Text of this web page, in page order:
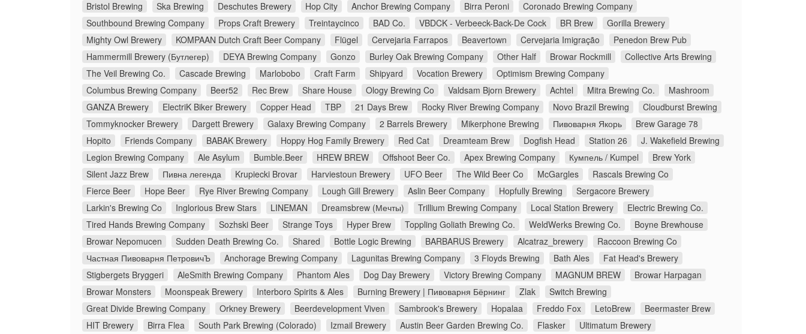
Bristol Brewing
Ska Brewing Deschutes Brewery Hop City Anchor Brewing Company Birra Peroni
Coronado Brewing Company
Southbound Brewing Company
Props Craft Brewery Treintaycinco BAD Co. VBDCK - Verbeeck-Back-De Cock BR Brew
Gorilla Brewery
Mighty Owl Brewery
KOMPAAN Dutch Craft Beer Company Flügel Cervejaria Farrapos Beavertown Cervejaria Imigração
Penedon Brew Pub
Hammermill Brewery (Бутлегер)
DEYA Brewing Company Gonzo Burley Oak Brewing Company Other Half Browar Rockmill
Collective Arts Brewing
The Veil Brewing Co.
Cascade Brewing Marlobobo Craft Farm Shipyard Vocation Brewery
Optimism Brewing Company
Columbus Brewing Company
Beer52 Rec Brew Share House Ology Brewing Co Valdsam Bjorn Brewery Achtel Mitra Brewing Co.
Mashroom
GANZA Brewery
ElectriK Biker Brewery Copper Head TBP 21 Days Brew Rocky River Brewing Company Novo Brazil Brewing
Cloudburst Brewing
Tommyknocker Brewery
Dargett Brewery Galaxy Brewing Company 2 Barrels Brewery Mikerphone Brewing Пивоварня Якорь
Brew Garage 78
Hopito
Friends Company BABAK Brewery Hoppy Hog Family Brewery Red Cat Dreamteam Brew Dogfish Head Station 26
J. Wakefield Brewing
Legion Brewing Company
Ale Asylum Bumble.Beer HREW BREW Offshoot Beer Co. Apex Brewing Company Кумпель / Kumpel
Brew York
Silent Jazz Brew
Пивна легенда Krupiecki Brovar Harviestoun Brewery UFO Beer The Wild Beer Co McGargles
Rascals Brewing Co
Fierce Beer
Hope Beer Rye River Brewing Company Lough Gill Brewery Aslin Beer Company Hopfully Brewing
Sergacore Brewery
Larkin's Brewing Co
Inglorious Brew Stars LINEMAN Dreamsbrew (Мечты) Trillium Brewing Company Local Station Brewery
Electric Brewing Co.
Tired Hands Brewing Company
Sozhski Beer Strange Toys Hyper Brew Toppling Goliath Brewing Co. WeldWerks Brewing Co.
Boyne Brewhouse
Browar Nepomucen
Sudden Death Brewing Co. Shared Bottle Logic Brewing BARBARUS Brewery Alcatraz_brewery
Raccoon Brewing Co
Частная Пивоварня ПетровичЪ
Anchorage Brewing Company Lagunitas Brewing Company 3 Floyds Brewing Bath Ales
Fat Head's Brewery
Stigbergets Bryggeri
AleSmith Brewing Company Phantom Ales Dog Day Brewery Victory Brewing Company MAGNUM BREW
Browar Harpagan
Browar Monsters
Moonspeak Brewery Interboro Spirits & Ales Burning Brewery | Пивоварня Бёрнинг Zlak
Switch Brewing
Great Divide Brewing Company
Orkney Brewery Beerdevelopment Viven Sambrook's Brewery Hopalaa Freddo Fox LetoBrew
Beermaster Brew
HIT Brewery
Birra Flea South Park Brewing (Colorado) Izmail Brewery Austin Beer Garden Brewing Co. Flasker
Ultimatum Brewery